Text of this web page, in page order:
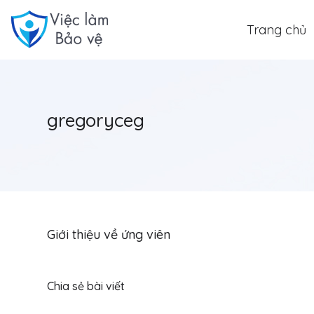
Trang chủ
gregoryceg
Giới thiệu về ứng viên
Chia sẻ bài viết